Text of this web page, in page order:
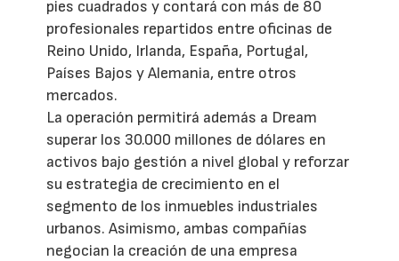
pies cuadrados y contará con más de 80
profesionales repartidos entre oficinas de
Reino Unido, Irlanda, España, Portugal,
Países Bajos y Alemania, entre otros
mercados.
La operación permitirá además a Dream
superar los 30.000 millones de dólares en
activos bajo gestión a nivel global y reforzar
su estrategia de crecimiento en el
segmento de los inmuebles industriales
urbanos. Asimismo, ambas compañías
negocian la creación de una empresa